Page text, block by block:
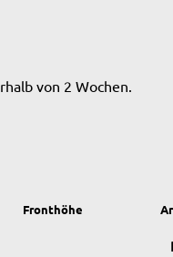
von 2 Wochen.
Fronthöhe